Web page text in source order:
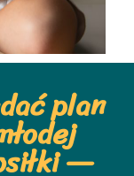
plan
—